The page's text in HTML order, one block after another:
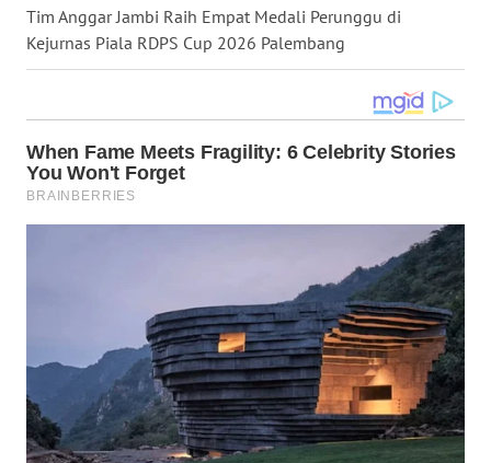
Tim Anggar Jambi Raih Empat Medali Perunggu di
Kejurnas Piala RDPS Cup 2026 Palembang
WN
KALTIM
SULSEL
WN
MALUKU
WN